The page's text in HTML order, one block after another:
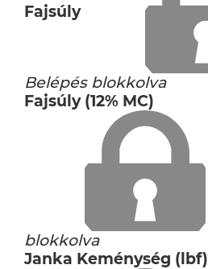
Fajsúly
Belépés blokkolva
Fajsúly (12% MC)
blokkolva
Janka Keménység (lbf)